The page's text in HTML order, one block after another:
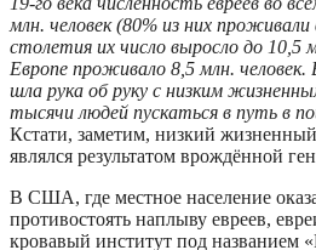
млн. человек (80% из них
столетия их число выросло до 10,5
Европе проживало 8,5 млн.
шла рука об руку с низким
тысячи людей пускаться в путь в
Кстати, заметим, низкий
являлся результатом врождённой
В США, где местное население
противостоять наплыву евреев,
кровавый институт под названием